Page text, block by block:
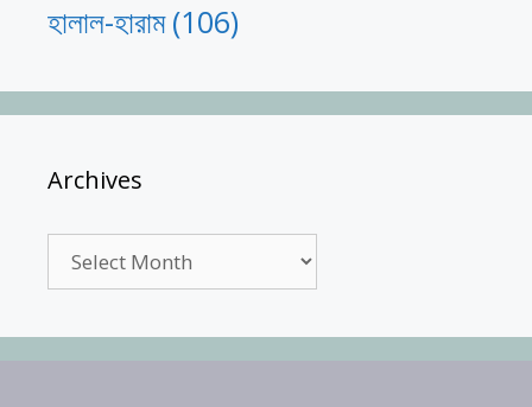
হালাল-হারাম(106)
Archives